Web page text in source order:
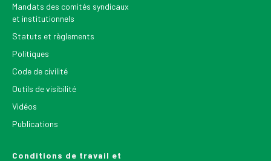
Mandats des comités syndicaux
et institutionnels
Statuts et règlements
Politiques
Code de civilité
Outils de visibilité
Vidéos
Publications
Conditions de travail et